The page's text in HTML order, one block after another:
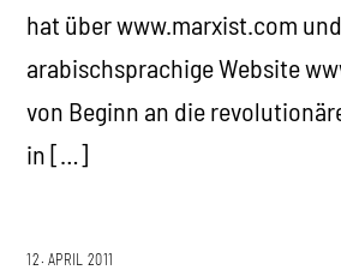
hat über www.marxist.com
arabischsprachige Website
von Beginn an die
in […]
12. APRIL 2011